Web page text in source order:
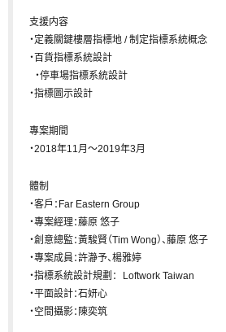
支援内容
・定義關鍵樓層指標地 / 制定指標系統概念
・百貨指標系統設計
・停車場指標系統設計
・指標圖示設計
專案期間
・2018年11月～2019年3月
體制
・客戶：Far Eastern Group
・專案經理：藤原 悠子
・創意總監：黃駿賢（Tim Wong）、藤原 悠子
・專案成員：許瀞予、楊雅婷
・指標系統設計規劃： Loftwork Taiwan
・平面設計：石妍心
・空間攝影：陳奕筑